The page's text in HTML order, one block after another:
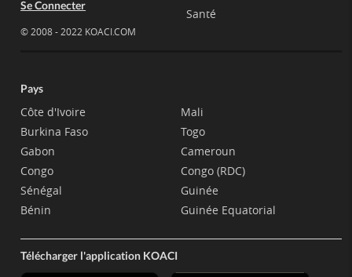
Se Connecter
© 2008 - 2022 KOACI.COM
Santé
Pays
Côte d'Ivoire
Burkina Faso
Gabon
Congo
Sénégal
Bénin
Mali
Togo
Cameroun
Congo (RDC)
Guinée
Guinée Equatorial
Télécharger l'application KOACI